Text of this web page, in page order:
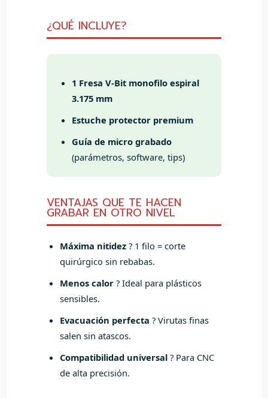
¿QUÉ INCLUYE?
1 Fresa V-Bit monofilo espiral
3.175 mm
Estuche protector premium
Guía de micro grabado
(parámetros, software, tips)
VENTAJAS QUE TE HACEN
GRABAR EN OTRO NIVEL
Máxima nitidez ? 1 filo = corte
quirúrgico sin rebabas.
Menos calor ? Ideal para plásticos
sensibles.
Evacuación perfecta ? Virutas finas
salen sin atascos.
Compatibilidad universal ? Para CNC
de alta precisión.